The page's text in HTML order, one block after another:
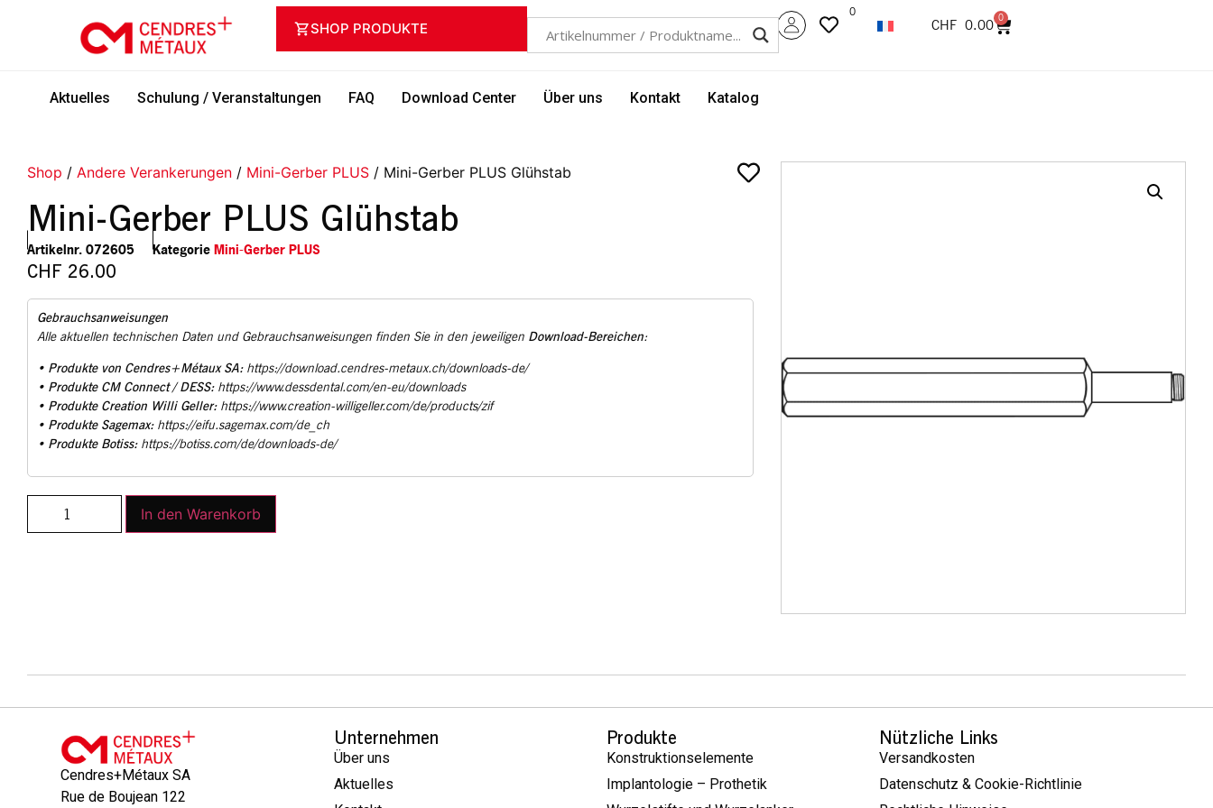
SHOP PRODUKTE
0
CHF 0.00
0
Aktuelles Schulung / Veranstaltungen FAQ Download Center Über uns Kontakt Katalog
Shop / Andere Verankerungen / Mini-Gerber PLUS / Mini-Gerber PLUS Glühstab
Mini-Gerber PLUS Glühstab
Artikelnr. 072605 Kategorie Mini-Gerber PLUS
CHF 26.00
Gebrauchsanweisungen
Alle aktuellen technischen Daten und Gebrauchsanweisungen finden Sie in den jeweiligen Download-Bereichen:
• Produkte von Cendres+Métaux SA: https://download.cendres-metaux.ch/downloads-de/
• Produkte CM Connect / DESS: https://www.dessdental.com/en-eu/downloads
• Produkte Creation Willi Geller: https://www.creation-willigeller.com/de/products/zif
• Produkte Sagemax: https://eifu.sagemax.com/de_ch
• Produkte Botiss: https://botiss.com/de/downloads-de/
In den Warenkorb
Cendres+Métaux SA
Rue de Boujean 122
Unternehmen
Über uns
Aktuelles
Produkte
Konstruktionselemente
Implantologie – Prothetik
Nützliche Links
Versandkosten
Datenschutz & Cookie-Richtlinie